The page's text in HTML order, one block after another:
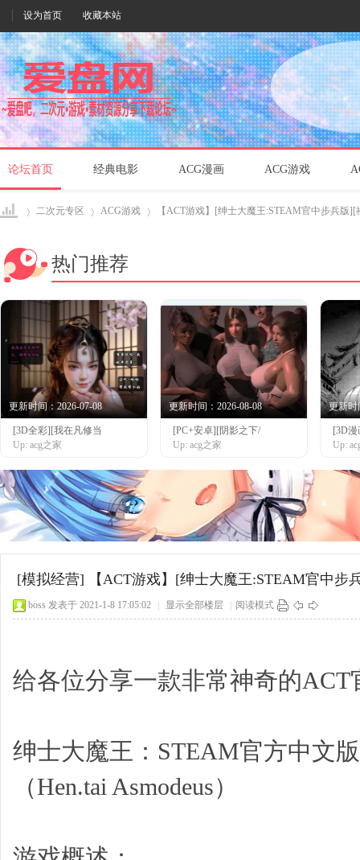
设为首页 收藏本站
论坛首页 经典电影 ACG漫画 ACG游戏
爱盘›
二次元专区
›
ACG游戏
›
【ACT游戏】[绅士大魔王:STEAM官中步兵版
热门推荐
更新时间：2026-07-08
[3D全彩][我在凡修当
Up: acg之家
更新时间：2026-08-08
[PC+安卓][阴影之下/
Up: acg之家
更新时
[3D
Up:
[模拟经营] 【ACT游戏】[绅士大魔王:STEAM官中
boss 发表于 2021-1-8 17:05:02 显示全部楼层 阅读模式
给各位分享一款非常神奇的ACT
绅士大魔王：STEAM官方中文
（Hen.tai Asmodeus）